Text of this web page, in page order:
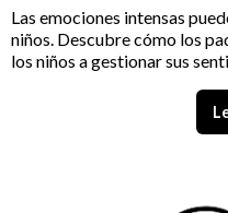
Las emociones intensas
niños. Descubre cómo los
los niños a gestionar sus